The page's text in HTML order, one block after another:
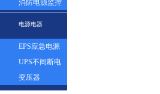
探测器
消防电源监控
电源电器
EPS应急电源
UPS不间断电
源
变压器